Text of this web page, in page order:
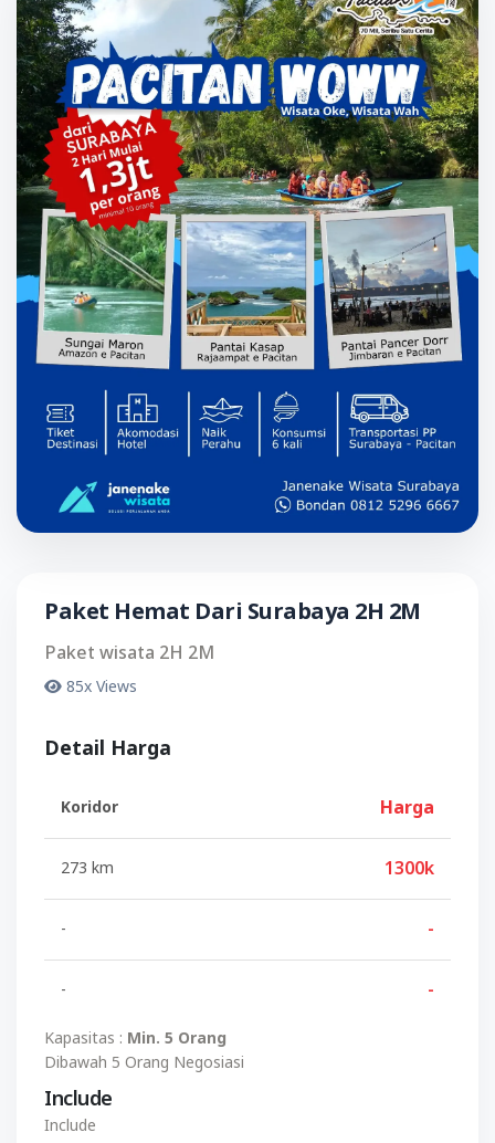
Paket Hemat Dari Surabaya 2H 2M
Paket wisata 2H 2M
85x Views
Detail Harga
Koridor Harga
273 km 1300k
- -
- -
Kapasitas : Min. 5 Orang
Dibawah 5 Orang Negosiasi
Include
Include